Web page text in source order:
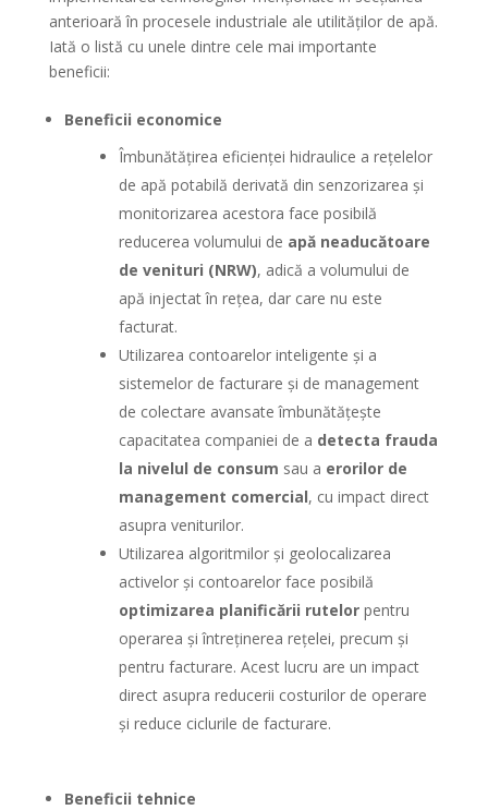
anterioară în procesele industriale ale utilităților de apă.
Iată o listă cu unele dintre cele mai importante
beneficii:
Beneficii economice
Îmbunătățirea eficienței hidraulice a rețelelor
de apă potabilă derivată din senzorizarea și
monitorizarea acestora face posibilă
reducerea volumului de apă neaducătoare
de venituri (NRW), adică a volumului de
apă injectat în rețea, dar care nu este
facturat.
Utilizarea contoarelor inteligente și a
sistemelor de facturare și de management
de colectare avansate îmbunătățește
capacitatea companiei de a detecta frauda
la nivelul de consum sau a erorilor de
management comercial, cu impact direct
asupra veniturilor.
Utilizarea algoritmilor și geolocalizarea
activelor și contoarelor face posibilă
optimizarea planificării rutelorpentru
operarea și întreținerea rețelei, precum și
pentru facturare. Acest lucru are un impact
direct asupra reducerii costurilor de operare
și reduce ciclurile de facturare.
Beneficii tehnice